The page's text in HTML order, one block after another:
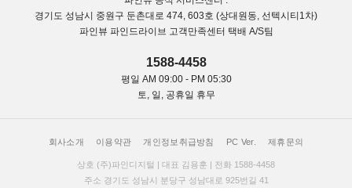
경기도 성남시 중원구 둔촌대로 474, 603호 (상대원동, 선텍시티1차)
파인뷰 파인드라이브 고객만족센터 택배 A/S팀
1588-4458
평일 AM 09:00 - PM 05:30
토, 일, 공휴일 휴무
회사소개 이용약관 개인정보취급방침 PC Ver. 제휴문의
상호 (주)파인디지털 | 대표 김용훈 | 전화 1588-4458
주소 경기도 성남시 분당구 성남대로 925번길 41